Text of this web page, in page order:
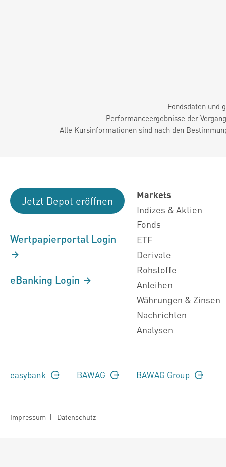
Fondsdaten und
Performanceergebnisse der
Alle Kursinformationen sind nach den
Jetzt Depot eröffnen
Wertpapierportal Login
eBanking Login
Markets
Indizes & Aktien
Fonds
ETF
Derivate
Rohstoffe
Anleihen
Währungen & Zinsen
Nachrichten
Analysen
easybank BAWAG BAWAG Group
Impressum | Datenschutz